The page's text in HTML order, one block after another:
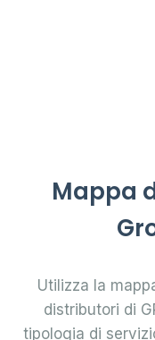
Mappa
Utilizza la
distributori di
tipologia di